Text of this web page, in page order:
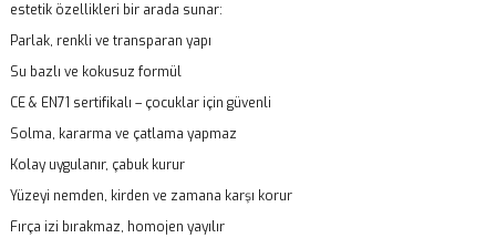
estetik özellikleri bir arada sunar:
Parlak, renkli ve transparan yapı
Su bazlı ve kokusuz formül
CE & EN71 sertifikalı – çocuklar için güvenli
Solma, kararma ve çatlama yapmaz
Kolay uygulanır, çabuk kurur
Yüzeyi nemden, kirden ve zamana karşı korur
Fırça izi bırakmaz, homojen yayılır